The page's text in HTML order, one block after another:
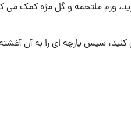
ورم ملتحمه و گل مژه کمک می
سپس پارچه ای را به آن